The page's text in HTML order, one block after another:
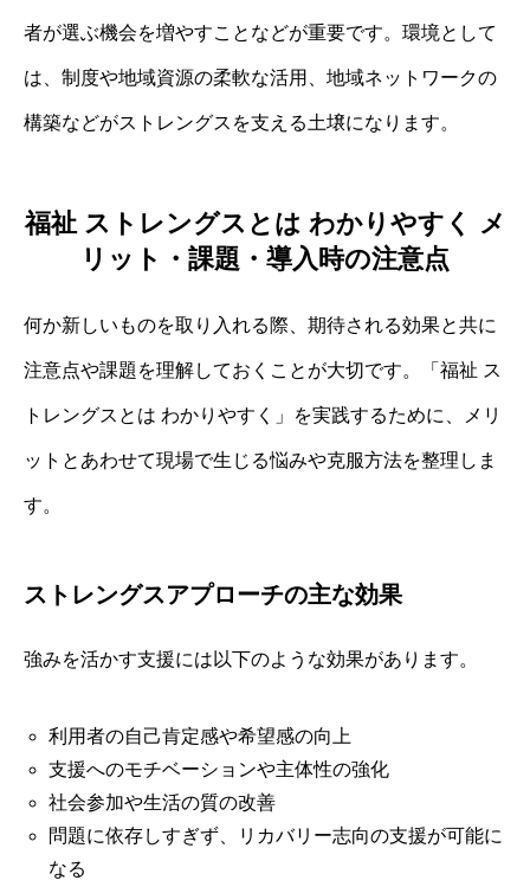
者が選ぶ機会を増やすことなどが重要です。環境として
は、制度や地域資源の柔軟な活用、地域ネットワークの
構築などがストレングスを支える土壌になります。
福祉 ストレングスとは わかりやすく メ
リット・課題・導入時の注意点
何か新しいものを取り入れる際、期待される効果と共に
注意点や課題を理解しておくことが大切です。「福祉 ス
トレングスとは わかりやすく」を実践するために、メリ
ットとあわせて現場で生じる悩みや克服方法を整理しま
す。
ストレングスアプローチの主な効果
強みを活かす支援には以下のような効果があります。
利用者の自己肯定感や希望感の向上
支援へのモチベーションや主体性の強化
社会参加や生活の質の改善
問題に依存しすぎず、リカバリー志向の支援が可能に
なる